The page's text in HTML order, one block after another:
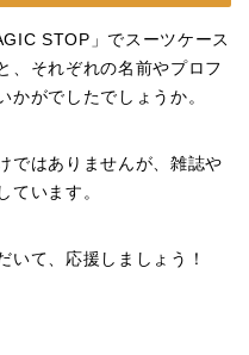
STOP」でスーツケース
、それぞれの名前やプロフ
かがでしたでしょうか。
ではありませんが、雑誌や
ています。
いて、応援しましょう！